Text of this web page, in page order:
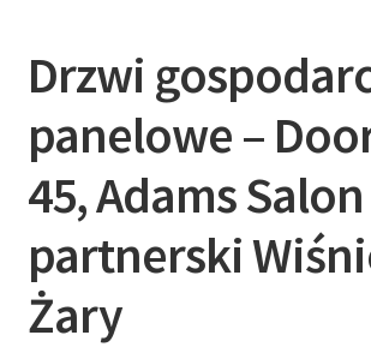
Drzwi
panelowe –
45, Adams Salon
partnerski
Żary